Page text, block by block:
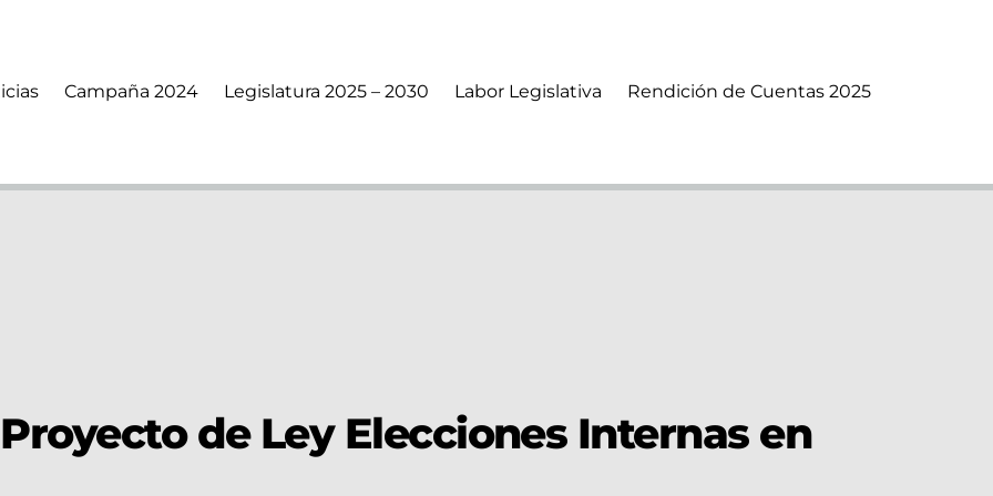
Campaña 2024 Legislatura 2025 – 2030 Labor Legislativa Rendición de Cuentas 2025
de Ley Elecciones Internas en